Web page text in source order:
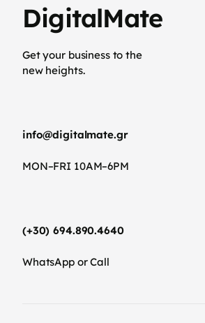
DigitalMate
Get your business to the
new heights.
info@digitalmate.gr
MON–FRI 10AM–6PM
(+30) 694.890.4640
WhatsApp or Call